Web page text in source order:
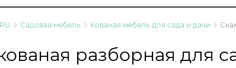
Садовая мебель Кованая мебель для сада и дачи
разборная для